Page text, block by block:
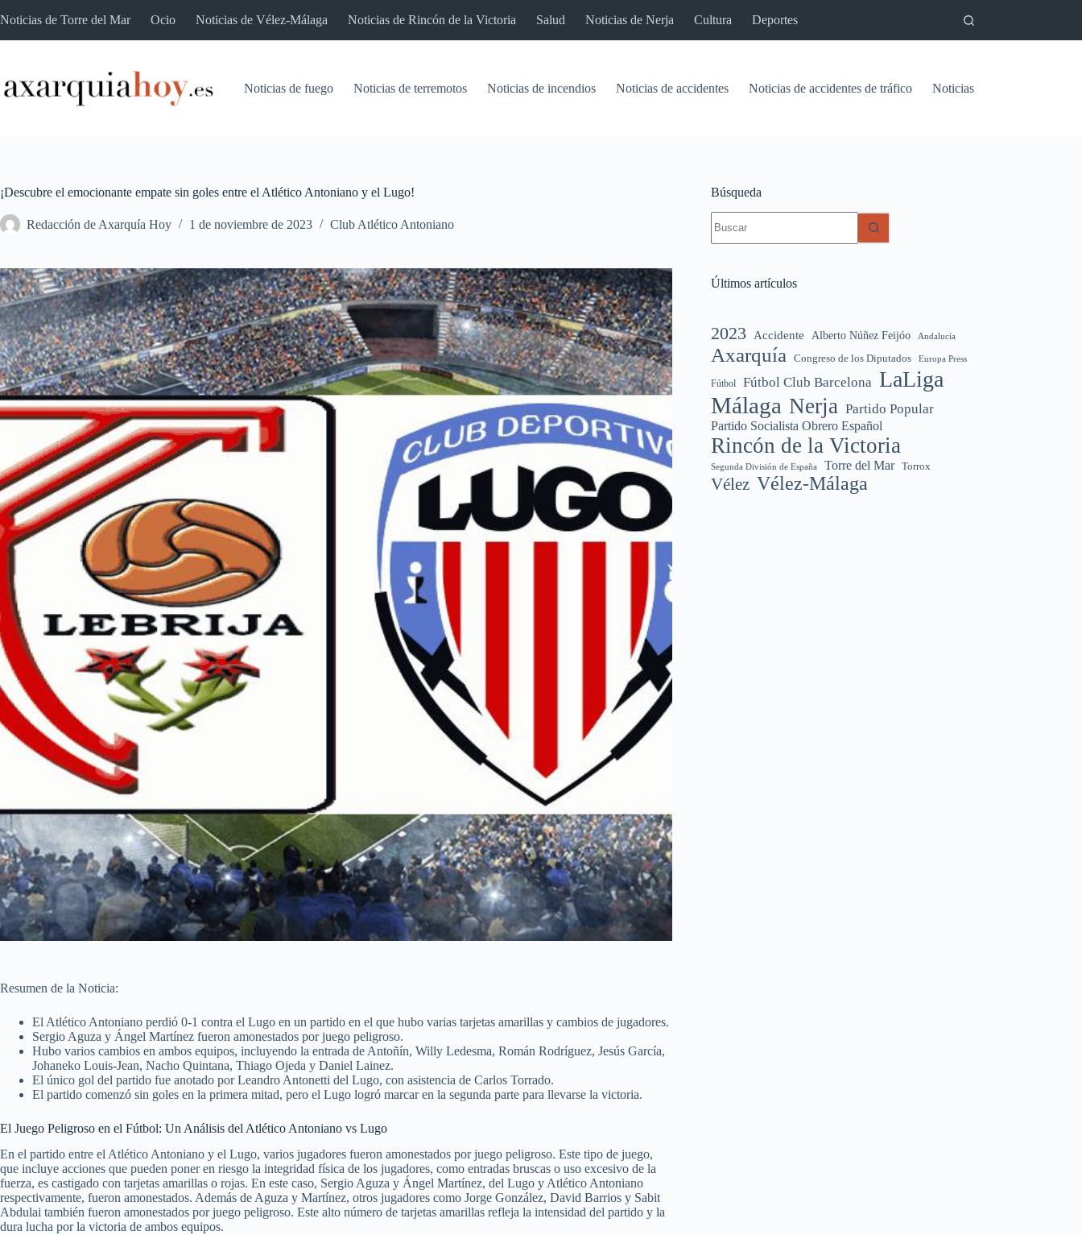
al
Noticias de Torre del Mar Ocio Noticias de Vélez-Málaga Noticias de Rincón de la Victoria Salud Noticias de Nerja Cultura Deportes
Noticias de fuego Noticias de terremotos Noticias de incendios Noticias de accidentes Noticias de accidentes de tráfico Noticias del pantano de
¡Descubre el emocionante empate sin goles entre el Atlético Antoniano y el Lugo!
Redacción de Axarquía Hoy 1 de noviembre de 2023 Club Atlético Antoniano
Resumen de la Noticia:
El Atlético Antoniano perdió 0-1 contra el Lugo en un partido en el que hubo varias tarjetas amarillas y cambios de jugadores.
Sergio Aguza y Ángel Martínez fueron amonestados por juego peligroso.
Hubo varios cambios en ambos equipos, incluyendo la entrada de Antoñín, Willy Ledesma, Román Rodríguez, Jesús García,
Johaneko Louis-Jean, Nacho Quintana, Thiago Ojeda y Daniel Lainez.
El único gol del partido fue anotado por Leandro Antonetti del Lugo, con asistencia de Carlos Torrado.
El partido comenzó sin goles en la primera mitad, pero el Lugo logró marcar en la segunda parte para llevarse la victoria.
El Juego Peligroso en el Fútbol: Un Análisis del Atlético Antoniano vs Lugo
En el partido entre el Atlético Antoniano y el Lugo, varios jugadores fueron amonestados por juego peligroso. Este tipo de juego,
que incluye acciones que pueden poner en riesgo la integridad física de los jugadores, como entradas bruscas o uso excesivo de la
fuerza, es castigado con tarjetas amarillas o rojas. En este caso, Sergio Aguza y Ángel Martínez, del Lugo y Atlético Antoniano
respectivamente, fueron amonestados. Además de Aguza y Martínez, otros jugadores como Jorge González, David Barrios y Sabit
Abdulai también fueron amonestados por juego peligroso. Este alto número de tarjetas amarillas refleja la intensidad del partido y la
dura lucha por la victoria de ambos equipos.
Búsqueda
resultados
Últimos artículos
2023 Accidente Alberto Núñez Feijóo Andalucía
Axarquía Congreso de los Diputados Europa Press
Fútbol Fútbol Club Barcelona LaLiga
Málaga Nerja Partido Popular
Partido Socialista Obrero Español
Rincón de la Victoria
Segunda División de España Torre del Mar Torrox
Vélez Vélez-Málaga